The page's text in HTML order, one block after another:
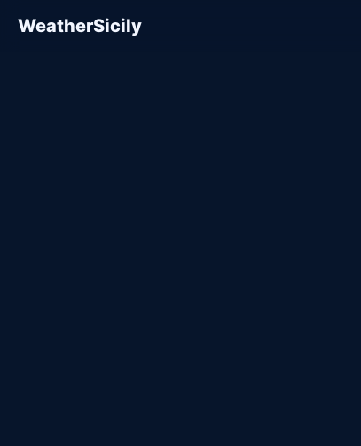
WeatherSicily